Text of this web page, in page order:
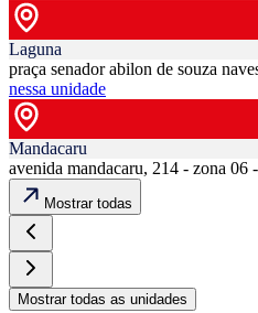
Laguna
praça senador abilon de souza
nessa unidade
Mandacaru
avenida mandacaru, 214 - zona 06
Mostrar todas
Mostrar todas as unidades